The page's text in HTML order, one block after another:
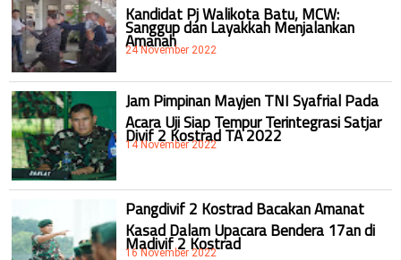
Kandidat Pj Walikota Batu, MCW:
Sanggup dan Layakkah Menjalankan
Amanah
24 November 2022
Jam Pimpinan Mayjen TNI Syafrial Pada
Acara Uji Siap Tempur Terintegrasi Satjar
Divif 2 Kostrad TA 2022
14 November 2022
Pangdivif 2 Kostrad Bacakan Amanat
Kasad Dalam Upacara Bendera 17an di
Madivif 2 Kostrad
16 November 2022